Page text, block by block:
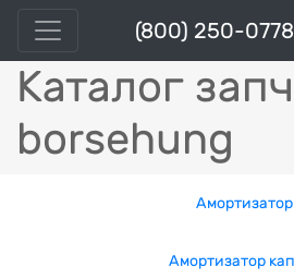
(800) 250-0778
Каталог
borsehung
Амортизатор
Амортизатор